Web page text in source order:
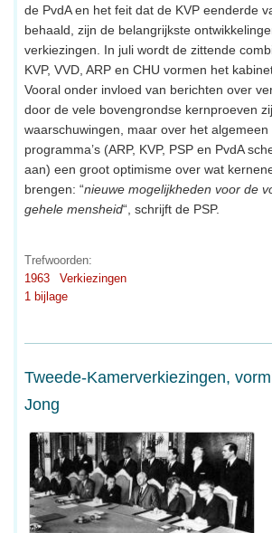
de PvdA en het feit dat de KVP eenderde
behaald, zijn de belangrijkste
verkiezingen. In juli wordt de zittende
KVP, VVD, ARP en CHU vormen het
Vooral onder invloed van berichten over
door de vele bovengrondse kernproeven
waarschuwingen, maar over het algemeen
programma’s (ARP, KVP, PSP en PvdA
aan) een groot optimisme over wat
brengen: “nieuwe mogelijkheden voor de
gehele mensheid“, schrijft de PSP.
Trefwoorden:
1963
Verkiezingen
1 bijlage
Tweede-Kamerverkiezingen,
Jong